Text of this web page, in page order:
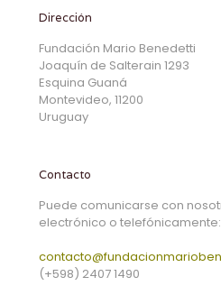
Dirección
Fundación Mario Benedetti
Joaquín de Salterain 1293
Esquina Guaná
Montevideo, 11200
Uruguay
Contacto
Puede comunicarse con
electrónico o telefónicamente:
(+598) 2407 1490